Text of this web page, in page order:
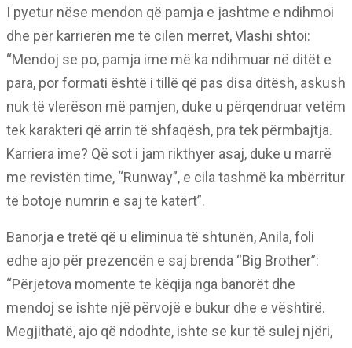
I pyetur nëse mendon që pamja e jashtme e ndihmoi
dhe për karrierën me të cilën merret, Vlashi shtoi:
“Mendoj se po, pamja ime më ka ndihmuar në ditët e
para, por formati është i tillë që pas disa ditësh, askush
nuk të vlerëson më pamjen, duke u përqendruar vetëm
tek karakteri që arrin të shfaqësh, pra tek përmbajtja.
Karriera ime? Që sot i jam rikthyer asaj, duke u marrë
me revistën time, “Runway”, e cila tashmë ka mbërritur
të botojë numrin e saj të katërt”.
Banorja e tretë që u eliminua të shtunën, Anila, foli
edhe ajo për prezencën e saj brenda “Big Brother”:
“Përjetova momente te këqija nga banorët dhe
mendoj se ishte një përvojë e bukur dhe e vështirë.
Megjithatë, ajo që ndodhte, ishte se kur të sulej njëri,